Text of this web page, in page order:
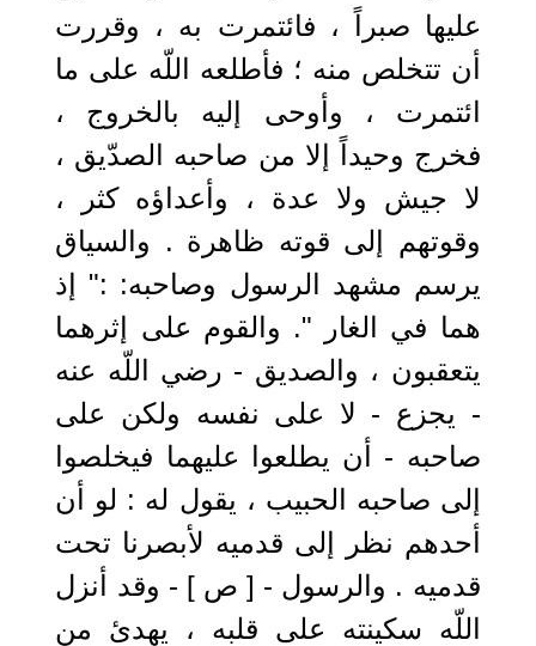
عليها صبراً ، فائتمرت به ، وقررت
أن تتخلص منه ؛ فأطلعه اللّه على ما
ائتمرت ، وأوحى إليه بالخروج ،
فخرج وحيداً إلا من صاحبه الصدّيق ،
لا جيش ولا عدة ، وأعداؤه كثر ،
وقوتهم إلى قوته ظاهرة . والسياق
يرسم مشهد الرسول وصاحبه: :" إذ
هما في الغار ". والقوم على إثرهما
يتعقبون ، والصديق - رضي اللّه عنه
- يجزع - لا على نفسه ولكن على
صاحبه - أن يطلعوا عليهما فيخلصوا
إلى صاحبه الحبيب ، يقول له : لو أن
أحدهم نظر إلى قدميه لأبصرنا تحت
قدميه . والرسول - [ ص ] - وقد أنزل
اللّه سكينته على قلبه ، يهدئ من